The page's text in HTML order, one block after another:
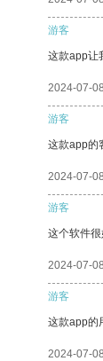
游客
这款app让
2024-07-08
游客
这款app的
2024-07-08
游客
这个软件很
2024-07-08
游客
这款app的
2024-07-08